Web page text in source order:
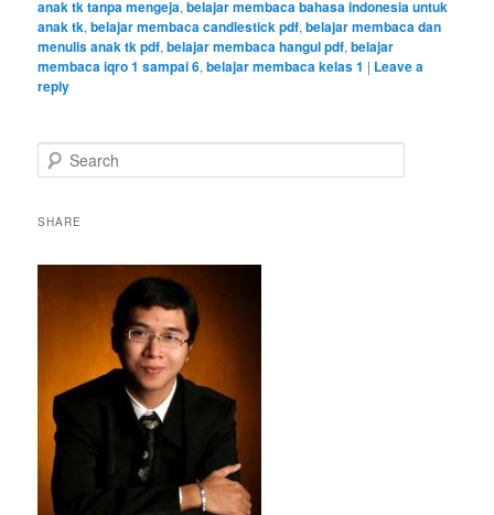
anak tk tanpa mengeja,belajar membaca bahasa indonesia untuk
anak tk,belajar membaca candlestick pdf,belajar membaca dan
menulis anak tk pdf,belajar membaca hangul pdf,belajar
membaca iqro 1 sampai 6,belajar membaca kelas 1 | Leave a
reply
e
rSHARE